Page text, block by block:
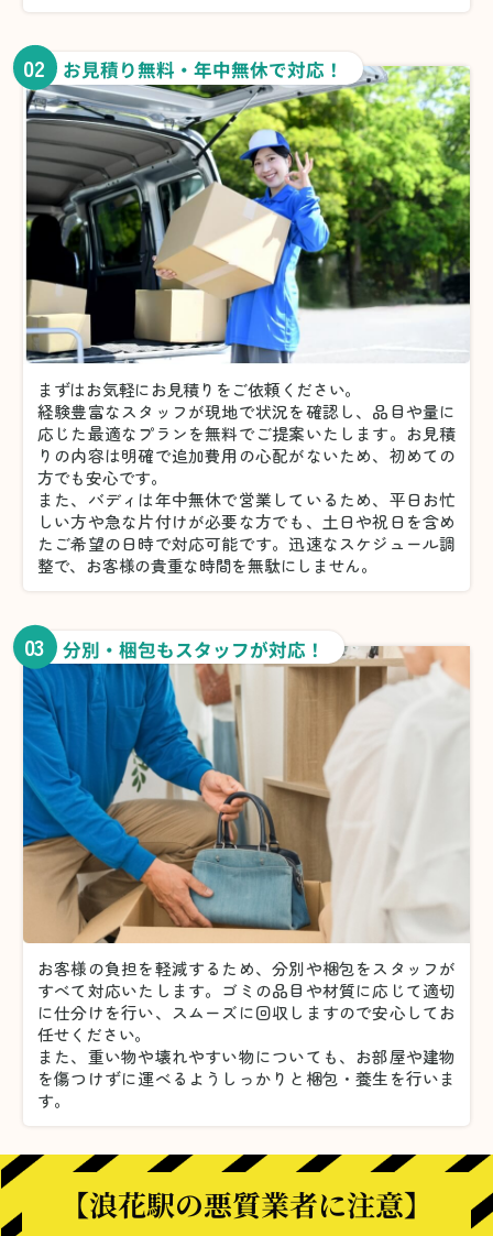
02 お見積り無料・年中無休で対応！
まずはお気軽にお見積りをご依頼ください。
経験豊富なスタッフが現地で状況を確認し、品目や量に
応じた最適なプランを無料でご提案いたします。お見積
りの内容は明確で追加費用の心配がないため、初めての
方でも安心です。
また、バディは年中無休で営業しているため、平日お忙
しい方や急な片付けが必要な方でも、土日や祝日を含め
たご希望の日時で対応可能です。迅速なスケジュール調
整で、お客様の貴重な時間を無駄にしません。
03 分別・梱包もスタッフが対応！
お客様の負担を軽減するため、分別や梱包をスタッフが
すべて対応いたします。 ゴミの品目や材質に応じて適切
に仕分けを行い、スムーズに回収しますので安心してお
任せください。
また、重い物や壊れやすい物についても、お部屋や建物
を傷つけずに運べるようしっかりと梱包・養生を行いま
す。
【浪花駅の悪質業者に注意】